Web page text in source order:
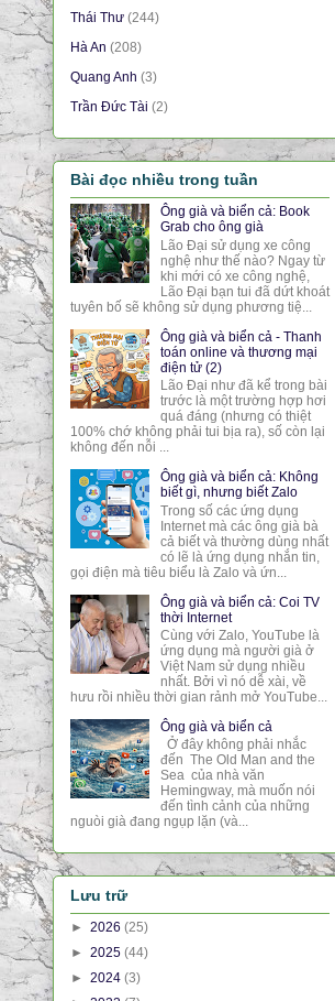
Thái Thư (244)
Hà An (208)
Quang Anh (3)
Trần Đức Tài (2)
Bài đọc nhiều trong tuần
Ông già và biển cả: Book
Grab cho ông già
Lão Đại sử dụng xe công
nghệ như thế nào? Ngay từ
khi mới có xe công nghệ,
Lão Đại bạn tui đã dứt khoát
tuyên bố sẽ không sử dụng phương tiệ...
Ông già và biển cả - Thanh
toán online và thương mại
điện tử (2)
Lão Đại như đã kể trong bài
trước là một trường hợp hơi
quá đáng (nhưng có thiệt
100% chớ không phải tui bịa ra), số còn lại
không đến nỗi ...
Ông già và biển cả: Không
biết gì, nhưng biết Zalo
Trong số các ứng dụng
Internet mà các ông già bà
cả biết và thường dùng nhất
có lẽ là ứng dụng nhắn tin,
gọi điện mà tiêu biểu là Zalo và ứn...
Ông già và biển cả: Coi TV
thời Internet
Cùng với Zalo, YouTube là
ứng dụng mà người già ở
Việt Nam sử dụng nhiều
nhất. Bởi vì nó dễ xài, về
hưu rồi nhiều thời gian rảnh mở YouTube...
Ông già và biển cả
Ở đây không phải nhắc
đến The Old Man and the
Sea của nhà văn
Hemingway, mà muốn nói
đến tình cảnh của những
nguòi già đang ngụp lặn (và...
Lưu trữ
► 2026 (25)
► 2025 (44)
► 2024 (3)